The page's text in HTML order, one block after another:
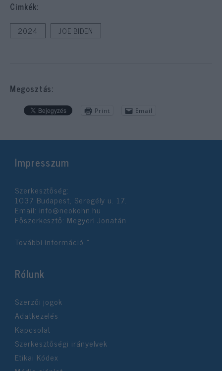
Cimkék:
2024 JOE BIDEN
Megosztás:
Print Email
Impresszum
Szerkesztőség:
1037 Budapest, Seregély u. 17.
Email: info@neokohn.hu
Főszerkesztő: Megyeri Jonatán
További információ »
Rólunk
Szerzői jogok
Adatkezelés
Kapcsolat
Szerkesztőségi irányelvek
Etikai Kódex